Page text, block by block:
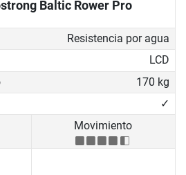
Baltic Rower Pro
Resistencia por agua
LCD
170 kg
✓
Movimiento